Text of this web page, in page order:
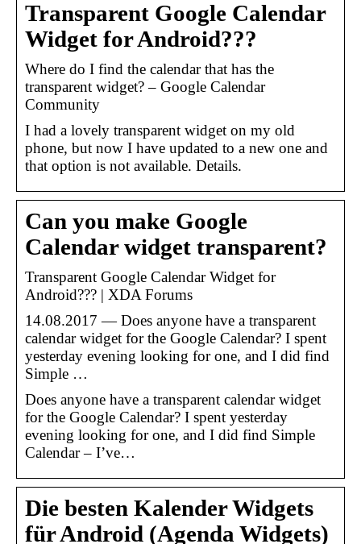
Transparent Google Calendar
Widget for Android???
Where do I find the calendar that has the
transparent widget? – Google Calendar
Community
I had a lovely transparent widget on my old
phone, but now I have updated to a new one and
that option is not available. Details.
Can you make Google
Calendar widget transparent?
Transparent Google Calendar Widget for
Android??? | XDA Forums
14.08.2017 — Does anyone have a transparent
calendar widget for the Google Calendar? I spent
yesterday evening looking for one, and I did find
Simple …
Does anyone have a transparent calendar widget
for the Google Calendar? I spent yesterday
evening looking for one, and I did find Simple
Calendar – I’ve…
Die besten Kalender Widgets
für Android (Agenda Widgets)